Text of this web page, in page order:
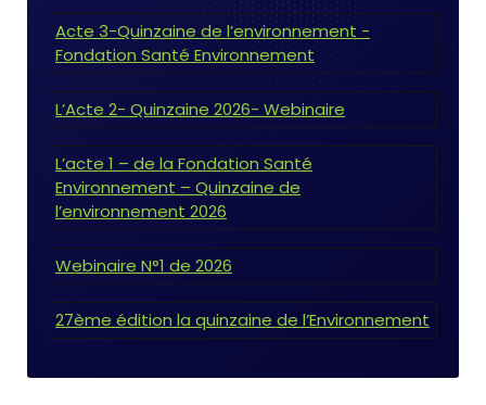
Acte 3-Quinzaine de l’environnement -
Fondation Santé Environnement
L’Acte 2- Quinzaine 2026- Webinaire
L’acte 1 – de la Fondation Santé
Environnement – Quinzaine de
l’environnement 2026
Webinaire N°1 de 2026
27ème édition la quinzaine de l’Environnement